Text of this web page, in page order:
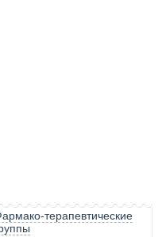
терапевтические